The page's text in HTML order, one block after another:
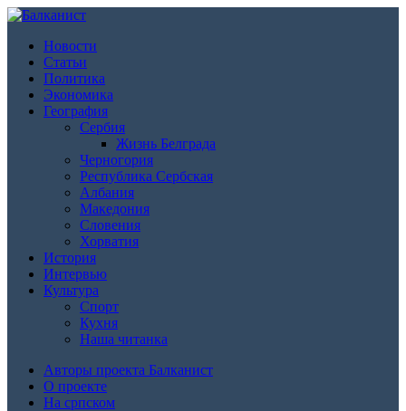
Новости
Статьи
Политика
Экономика
География
Сербия
Жизнь Белграда
Черногория
Республика Сербская
Албания
Македония
Словения
Хорватия
История
Интервью
Культура
Спорт
Кухня
Наша читанка
Авторы проекта Балканист
О проекте
На српском